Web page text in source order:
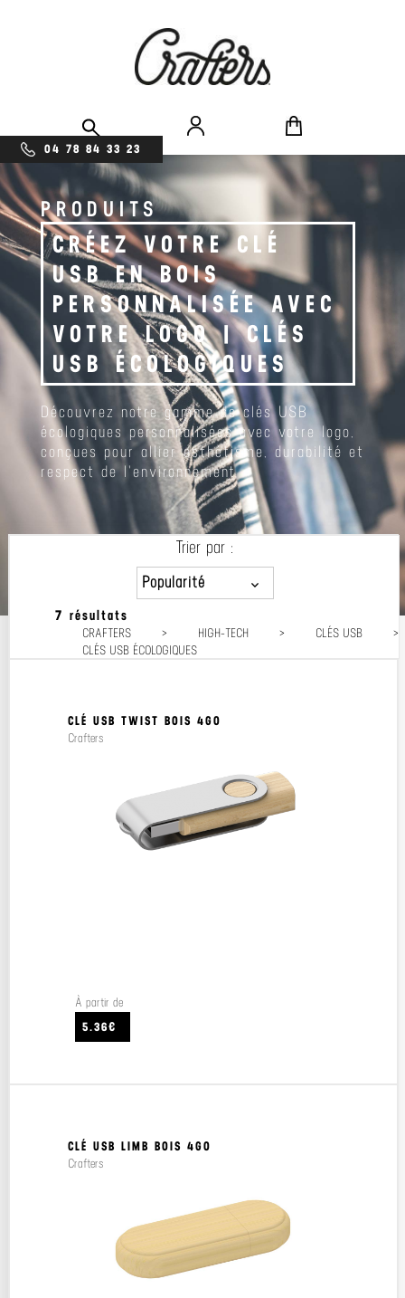
04 78 84 33 23
PRODUITS
CRÉEZ VOTRE CLÉ
USB EN BOIS
PERSONNALISÉE AVEC
VOTRE LOGO | CLÉS
USB ÉCOLOGIQUES
Découvrez notre gamme de clés USB
écologiques personnalisées avec votre logo,
conçues pour allier esthétisme, durabilité et
respect de l'environnement
7 résultats
CRAFTERS > HIGH-TECH > CLÉS USB
>
CLÉS USB ÉCOLOGIQUES
Trier par :
Popularité
Prix décroissant
Prix croissant
CLÉ USB TWIST BOIS 4GO
Crafters
À partir de
5.36€
CLÉ USB LIMB BOIS 4GO
Crafters